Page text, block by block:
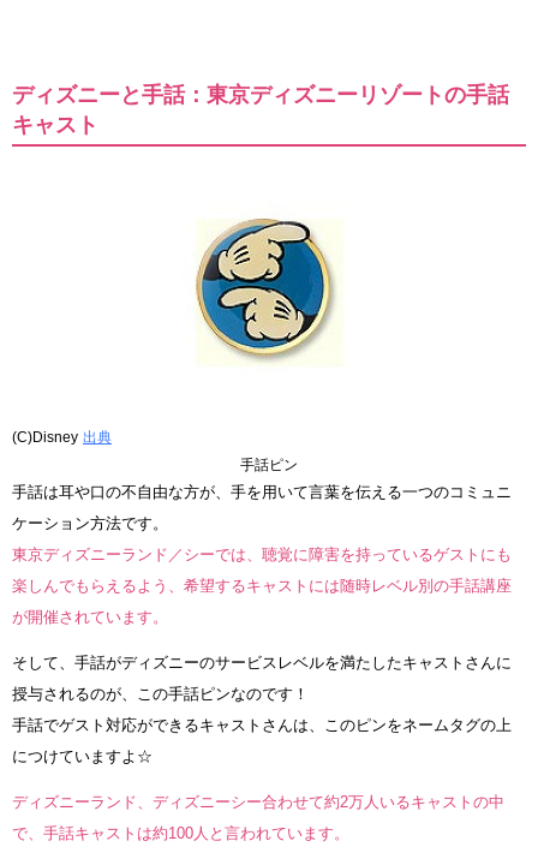
ディズニーと手話：東京ディズニーリゾートの手話
キャスト
(C)Disney 出典
手話ピン
手話は耳や口の不自由な方が、手を用いて言葉を伝える一つのコミュニ
ケーション方法です。
東京ディズニーランド／シーでは、聴覚に障害を持っているゲストにも
楽しんでもらえるよう、希望するキャストには随時レベル別の手話講座
が開催されています。
そして、手話がディズニーのサービスレベルを満たしたキャストさんに
授与されるのが、この手話ピンなのです！
手話でゲスト対応ができるキャストさんは、このピンをネームタグの上
につけていますよ☆
ディズニーランド、ディズニーシー合わせて約2万人いるキャストの中
で、手話キャストは約100人と言われています。